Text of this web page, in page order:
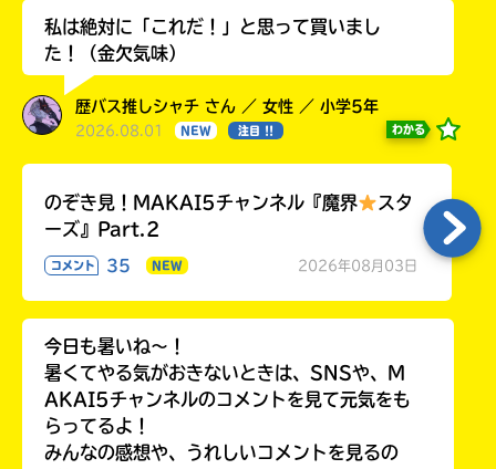
私は絶対に「これだ！」と思って買いまし
た！（金欠気味）
歴バス推しシャチ さん ／ 女性 ／ 小学5年
2026.08.01 NEW 注目 !! わかる
のぞき見！MAKAI5チャンネル『魔界
スタ
ーズ』Part.2
コメント 35 NEW 2026年08月03日
今日も暑いね〜！
暑くてやる気がおきないときは、SNSや、M
AKAI5チャンネルのコメントを見て元気をも
らってるよ！
みんなの感想や、うれしいコメントを見るの